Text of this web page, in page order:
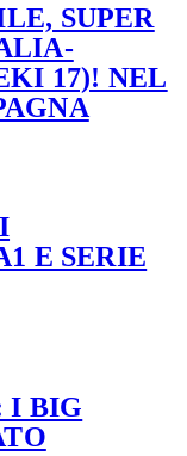
SUPER
17)! NEL
E SERIE
I BIG